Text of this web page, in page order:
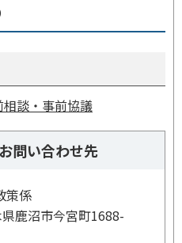
談・事前協議
問い合わせ先
策係
鹿沼市今宮町1688-